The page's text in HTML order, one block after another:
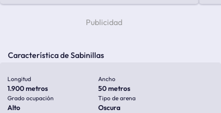
Característica de Sabinillas
Longitud
1.900 metros
Ancho
50 metros
Grado ocupación
Alto
Tipo de arena
Oscura